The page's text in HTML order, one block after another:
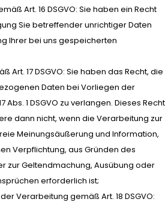
Art. 16 DSGVO: Sie haben ein Recht
Sie betreffender unrichtiger Daten
Ihrer bei uns gespeicherten
Art. 17 DSGVO: Sie haben das Recht, die
Daten bei Vorliegen der
Abs. 1 DSGVO zu verlangen. Dieses Recht
dann nicht, wenn die Verarbeitung zur
Meinungsäußerung und Information,
Verpflichtung, aus Gründen des
zur Geltendmachung, Ausübung oder
erforderlich ist;
Verarbeitung gemäß Art. 18 DSGVO: